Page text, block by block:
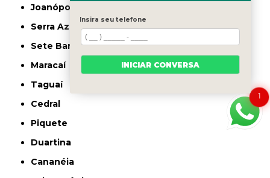
Joanópolis
Serra Azul
Sete Barras
Maracaí
Taguaí
Cedral
Piquete
Duartina
Cananéia
1
Insira seu telefone
INICIAR CONVERSA